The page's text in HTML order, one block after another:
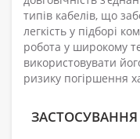
типів кабелів, що
легкість у підборі
робота у широкому
використовувати
ризику погіршення
ЗАСТОСУВАННЯ